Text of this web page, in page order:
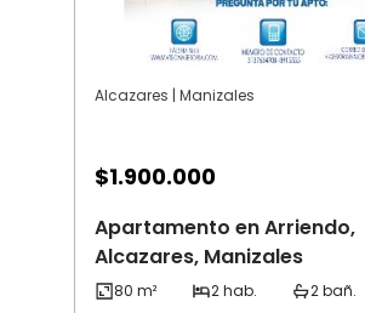
Alcazares | Manizales
$1.900.000
Apartamento en Arriendo,
Alcazares, Manizales